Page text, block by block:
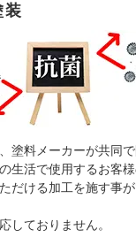
装
塗料メーカーが共同
生活で使用するお客
だける加工を施す事
しておりません。